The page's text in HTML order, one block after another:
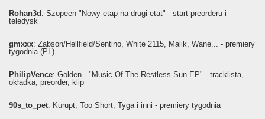
Rohan3d : Szopeen "Nowy etap na drugi etat" - start preorderu i
teledysk
gmxxx: Żabson/Hellfield/Sentino, White 2115, Malik, Wane... - premiery
tygodnia (PL)
PhilipVence: Golden - "Music Of The Restless Sun EP" - tracklista,
okładka, preorder, klip
90s_to_pet: Kurupt, Too Short, Tyga i inni - premiery tygodnia